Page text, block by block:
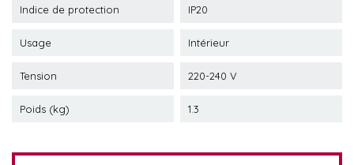
Indice de protection IP20
Usage Intérieur
Tension 220-240 V
Poids (kg) 1.3